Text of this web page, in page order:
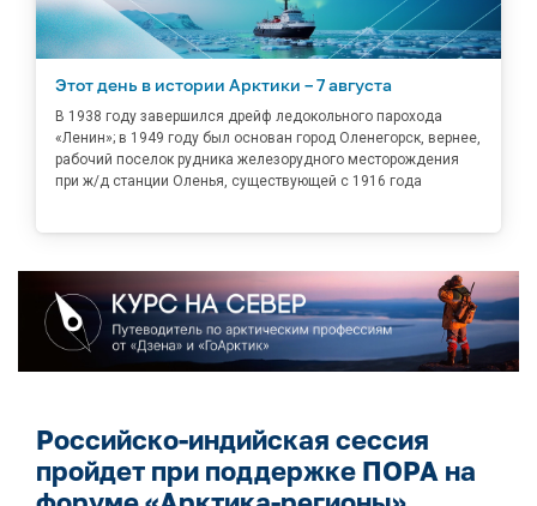
Этот день в истории Арктики – 7 августа
В 1938 году завершился дрейф ледокольного парохода
«Ленин»; в 1949 году был основан город Оленегорск, вернее,
рабочий поселок рудника железорудного месторождения
при ж/д станции Оленья, существующей с 1916 года
Российско-индийская сессия
пройдет при поддержке ПОРА на